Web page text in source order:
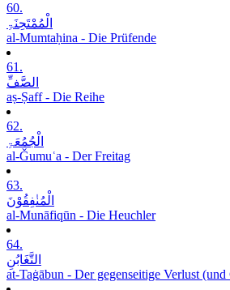
60.
الْمُمْتَحِنَۃِ
al-Mumtaḥina - Die Prüfende
61.
الصَّفِّ
aṣ-Ṣaff - Die Reihe
62.
الْجُمُعَۃِ
al-Ǧumuʿa - Der Freitag
63.
الْمُنٰفِقُوْنَ
al-Munāfiqūn - Die Heuchler
64.
التَّغَابُنِ
at-Taġābun - Der gegenseitige Verlust